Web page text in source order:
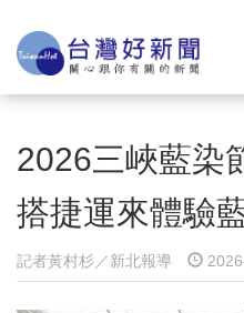
2026三峽藍
搭捷運來體驗
記者黃村杉／新北報導